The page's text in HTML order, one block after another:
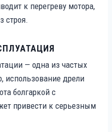
к перегреву мотора,
строя.
— одна из частых
использование дрели
болгаркой с
привести к серьезным